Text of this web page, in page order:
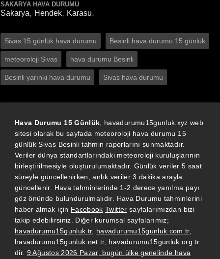
SAKARYA HAVA DURUMU
Sakarya, Hendek, Karasu,
Sivas 15 günlük hava durumu Besinli hava durumu 15 günlük
meteoroloji Sivas hava durumu Besinli
Besinli yarınki hava durumu Sivas hava durumu
Hava Durumu 15 Günlük , havadurumu15gunluk.xyz web
sitesi olarak bu sayfada meteoroloji hava durumu 15
günlük Sivas Besinli tahmin raporlarını sunmaktadır.
Veriler dünya standartlarındaki meteoroloji kuruluşlarının
birleştirilmesiyle oluşturulumaktadır. Günlük veriler 5 saat
süreyle güncellenirken, anlık veriler 3 dakika arayla
güncellenir. Hava tahminlerinde 1-2 derece yanılma payı
göz önünde bulundurulmalıdır. Hava Durumu tahminlerini
haber almak için Facebook Twitter sayfalarımızdan bizi
takip edebilirsiniz. Diğer kurumsal sayfalarımız;
havadurumu15gunluk.tr, havadurumu15gunluk.com.tr,
havadurumu15gunluk.net.tr, havadurumu15gunluk.org.tr
dir. 9 Ağustos 2026 Pazar, bugün ülke genelinde hava